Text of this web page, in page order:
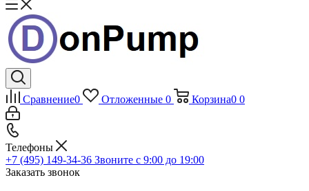
Сравнение0 Отложенные 0 Корзина0 0
Телефоны
+7 (495) 149-34-36 Звоните с 9:00 до 19:00
Заказать звонок